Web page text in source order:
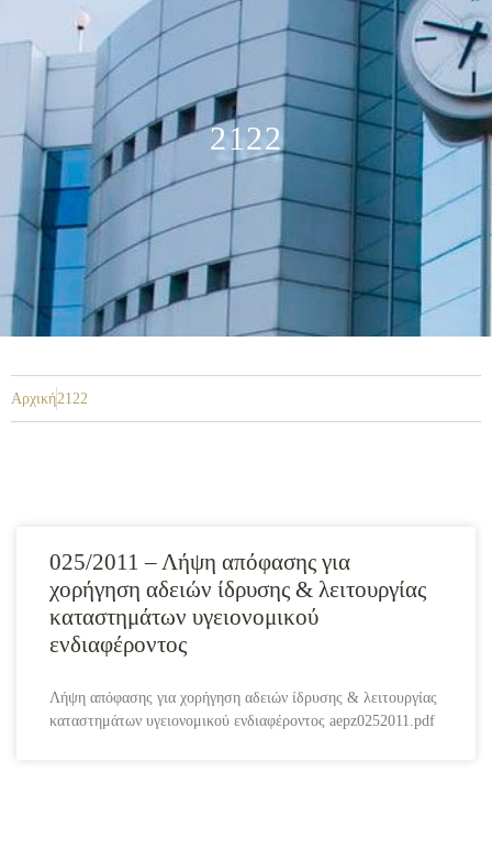
2122
Αρχική2122
025/2011 – Λήψη απόφασης για
χορήγηση αδειών ίδρυσης & λειτουργίας
καταστημάτων υγειονομικού
ενδιαφέροντος
Λήψη απόφασης για χορήγηση αδειών ίδρυσης & λειτουργίας
καταστημάτων υγειονομικού ενδιαφέροντος aepz0252011.pdf